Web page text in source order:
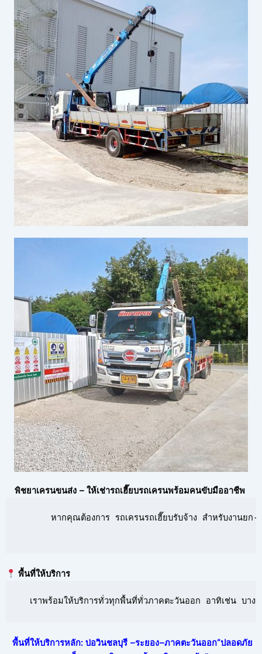
พิชยาเครนขนส่ง – ให้เช่ารถเฮี๊ยบรถเครนพร้อมคนขับมืออาชีพ
หากคุณต้องการ รถเครนรถเฮี๊ยบรับจ้าง สำหรับงานยก
พื้นที่ให้บริการ
เราพร้อมให้บริการทั่วทุกพื้นที่ทั่วภาคตะวันออก อาทิเช่น บาง
พื้นที่ให้บริการหลัก: บ่อวินชลบุรี –ระยอง–ภาคตะวันออก“ปลอดภัย